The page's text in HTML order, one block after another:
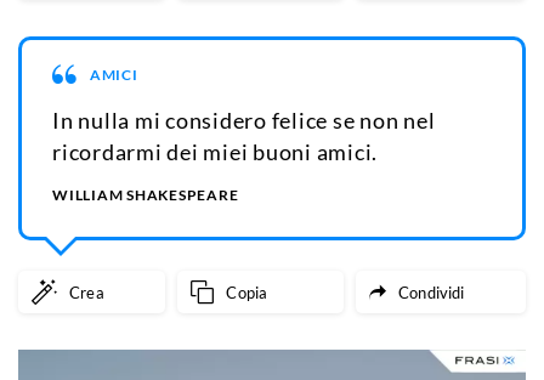
AMICI
In nulla mi considero felice se non nel
ricordarmi dei miei buoni amici.
WILLIAM SHAKESPEARE
Crea Copia Condividi